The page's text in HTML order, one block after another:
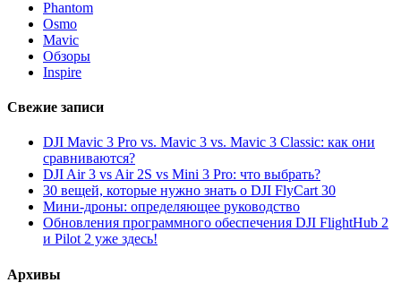
Phantom
Osmo
Mavic
Обзоры
Inspire
Свежие записи
DJI Mavic 3 Pro vs. Mavic 3 vs. Mavic 3 Classic: как они
сравниваются?
DJI Air 3 vs Air 2S vs Mini 3 Pro: что выбрать?
30 вещей, которые нужно знать о DJI FlyCart 30
Мини-дроны: определяющее руководство
Обновления программного обеспечения DJI FlightHub 2
и Pilot 2 уже здесь!
Архивы